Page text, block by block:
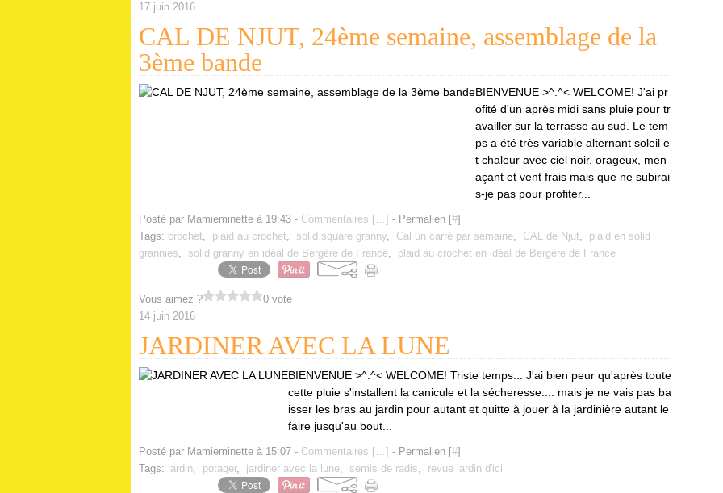
17 juin 2016
CAL DE NJUT, 24ème semaine, assemblage de la
3ème bande
BIENVENUE >^.^< WELCOME! J'ai pr
ofité d'un après midi sans pluie pour tr
availler sur la terrasse au sud. Le tem
ps a été très variable alternant soleil e
t chaleur avec ciel noir, orageux, men
açant et vent frais mais que ne subirai
s-je pas pour profiter...
Posté par Mamieminette à 19:43 - Commentaires [ …] - Permalien [#]
Tags: crochet, plaid au crochet, solid square granny, Cal un carré par semaine, CAL de Njut, plaid en solid
grannies, solid granny en idéal de Bergère de France, plaid au crochet en idéal de Bergère de France
Vous aimez ?
0 vote
14 juin 2016
JARDINER AVEC LA LUNE
BIENVENUE >^.^< WELCOME! Triste temps... J'ai bien peur qu'après toute
cette pluie s'installent la canicule et la sécheresse.... mais je ne vais pas ba
isser les bras au jardin pour autant et quitte à jouer à la jardinière autant le
faire jusqu'au bout...
Posté par Mamieminette à 15:07 - Commentaires [ …] - Permalien [#]
Tags: jardin, potager, jardiner avec la lune, semis de radis, revue jardin d'ici